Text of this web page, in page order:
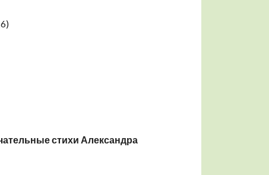
стихи Александра